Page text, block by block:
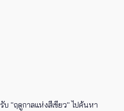
"ฤดูกาลแห่งสีเขียว" ไปค้นหา